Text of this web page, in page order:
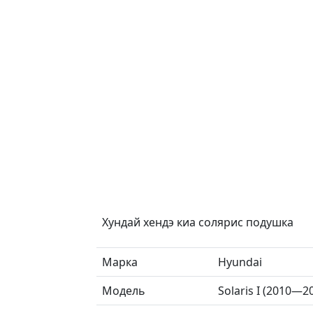
Хундай хендэ киа солярис подушка
Марка
Hyundai
Модель
Solaris I